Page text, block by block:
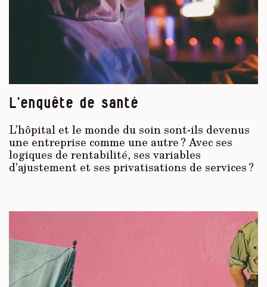
L’enquête de santé
L’hôpital et le monde du soin sont-ils devenus
une entreprise comme une autre ? Avec ses
logiques de rentabilité, ses variables
d’ajustement et ses privatisations de services ?